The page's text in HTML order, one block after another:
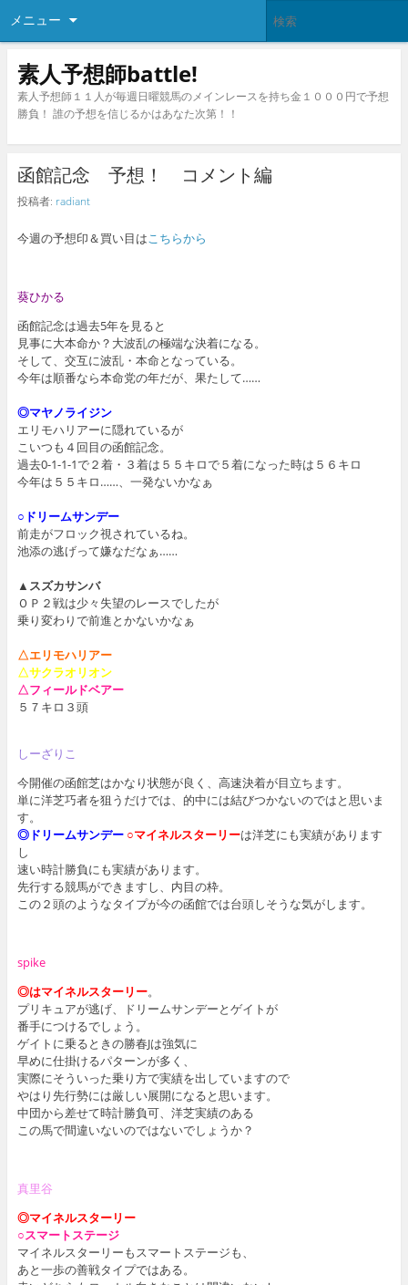
メニュー
素人予想師battle!
素人予想師１１人が毎週日曜競馬のメインレースを持ち金１０００円で予想
勝負！ 誰の予想を信じるかはあなた次第！！
函館記念 予想！ コメント編
投稿者: radiant
今週の予想印＆買い目はこちらから
葵ひかる
函館記念は過去5年を見ると
見事に大本命か？大波乱の極端な決着になる。
そして、交互に波乱・本命となっている。
今年は順番なら本命党の年だが、果たして……
◎マヤノライジン
エリモハリアーに隠れているが
こいつも４回目の函館記念。
過去0-1-1-1で２着・３着は５５キロで５着になった時は５６キロ
今年は５５キロ……、一発ないかなぁ
○ドリームサンデー
前走がフロック視されているね。
池添の逃げって嫌なだなぁ……
▲スズカサンバ
ＯＰ２戦は少々失望のレースでしたが
乗り変わりで前進とかないかなぁ
△エリモハリアー
△サクラオリオン
△フィールドベアー
５７キロ３頭
しーざりこ
今開催の函館芝はかなり状態が良く、高速決着が目立ちます。
単に洋芝巧者を狙うだけでは、的中には結びつかないのではと思いま
す。
◎ドリームサンデー ○マイネルスターリーは洋芝にも実績があります
し
速い時計勝負にも実績があります。
先行する競馬ができますし、内目の枠。
この２頭のようなタイプが今の函館では台頭しそうな気がします。
spike
◎はマイネルスターリー。
プリキュアが逃げ、ドリームサンデーとゲイトが
番手につけるでしょう。
ゲイトに乗るときの勝春Jは強気に
早めに仕掛けるパターンが多く、
実際にそういった乗り方で実績を出していますので
やはり先行勢には厳しい展開になると思います。
中団から差せて時計勝負可、洋芝実績のある
この馬で間違いないのではないでしょうか？
真里谷
◎マイネルスターリー
○スマートステージ
マイネルスターリーもスマートステージも、
あと一歩の善戦タイプではある。